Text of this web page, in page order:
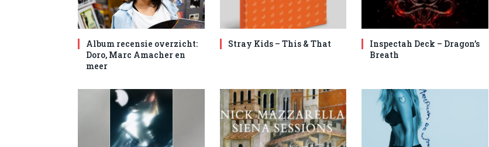
Album recensie overzicht:
Doro, Marc Amacher en
meer
Stray Kids – This & That
Inspectah Deck – Dragon’s
Breath